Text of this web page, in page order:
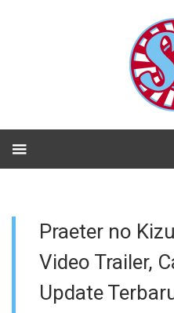
Praeter no
Video Trailer,
Update